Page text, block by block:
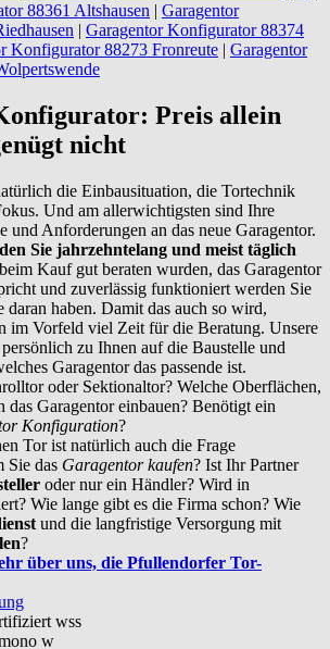
88361 Altshausen | Garagentor
| Garagentor Konfigurator 88374
Konfigurator 88273 Fronreute | Garagentor
Preis allein
nicht
die Einbausituation, die Tortechnik
Und am allerwichtigsten sind Ihre
und Anforderungen an das neue Garagentor.
Sie jahrzehntelang und meist täglich
Kauf gut beraten wurden, das Garagentor
und zuverlässig funktioniert werden Sie
daran haben. Damit das auch so wird,
im Vorfeld viel Zeit für die Beratung. Unsere
zu Ihnen auf die Baustelle und
Garagentor das passende ist.
oder Sektionaltor? Welche Oberflächen,
das Garagentor einbauen? Benötigt ein
Konfiguration?
Tor ist natürlich auch die Frage
Sie das Garagentor kaufen? Ist Ihr Partner
oder nur ein Händler? Wird in
Wie lange gibt es die Firma schon? Wie
und die langfristige Versorgung mit
?
über uns, die Pfullendorfer Tor-